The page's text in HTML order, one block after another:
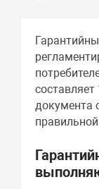
документа